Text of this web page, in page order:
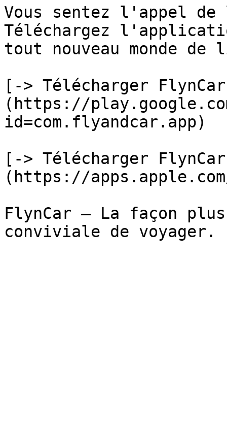
Vous sentez l'appel
Téléchargez
tout nouveau monde
[-> Télécharger
(https://
id=com.flyandcar.app)
[-> Télécharger
(https://
FlynCar – La façon